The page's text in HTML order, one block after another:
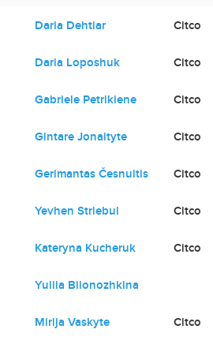
Daria Dehtiar Citco
Daria Loposhuk Citco
Gabriele Petrikiene Citco
Gintare Jonaityte Citco
Gerimantas Česnuitis Citco
Yevhen Striebul Citco
Kateryna Kucheruk Citco
Yuliia Bilonozhkina
Mirija Vaskyte Citco